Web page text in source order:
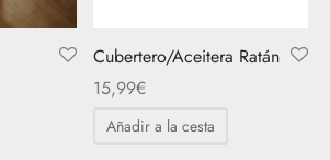
Cubertero/Aceitera Ratán
15,99€
Añadir a la cesta